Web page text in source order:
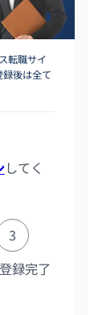
転職サイ
録後は全て
してく
3
録完了